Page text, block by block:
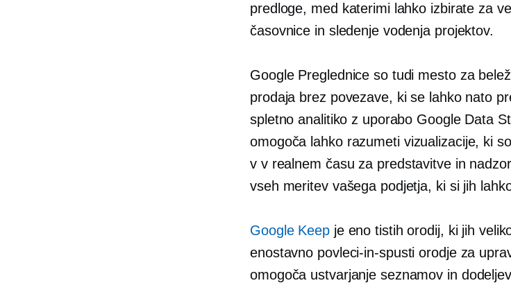
predloge, med katerimi lahko izbirate za
časovnice in sledenje vodenja projektov.
Google Preglednice so tudi mesto za
prodaja brez povezave, ki se lahko nato
spletno analitiko z uporabo Google Data
omogoča lahko razumetivizualizacije, ki
v v realnem času za predstavitve in
vseh meritev vašega podjetja, ki si jih
Google Keepje eno tistih orodij, ki jih
enostavno povleci-in-spusti orodje za
omogoča ustvarjanje seznamov in